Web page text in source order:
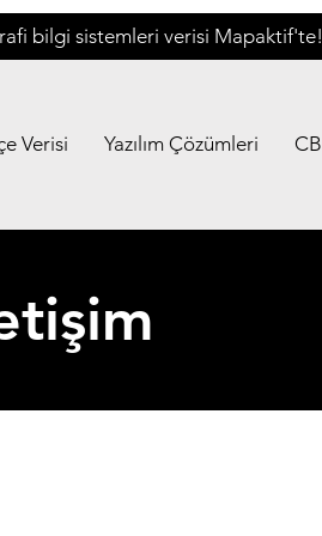
bilgi sistemleri verisi Mapaktif'te!
Verisi Yazılım Çözümleri